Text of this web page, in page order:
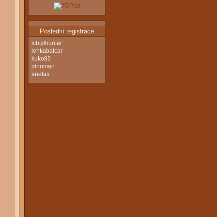
Poslední registrace
ichtylhunter
lenkabalcar
kuko86
dinoman
anetas